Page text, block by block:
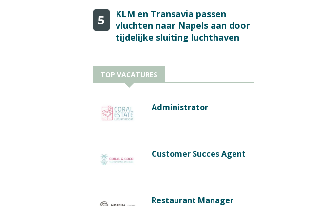
5
KLM en Transavia passen
vluchten naar Napels aan door
tijdelijke sluiting luchthaven
TOP VACATURES
Administrator
Customer Succes Agent
Restaurant Manager